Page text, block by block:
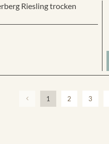
Riesling trocken
1 2 3